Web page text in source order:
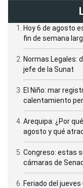
Hoy 6 de agosto
fin de semana
Normas Legales:
jefe de la Sunat
El Niño: mar
calentamiento
Arequipa: ¿Por
agosto y qué
Congreso: estas
cámaras de
Feriado del